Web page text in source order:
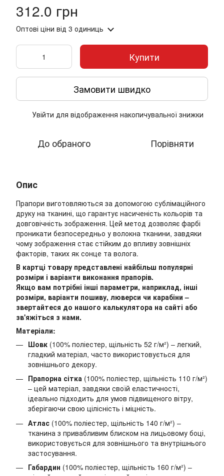
312.0 грн
Оптові ціни від 3 одиниць
Купити
Замовити швидко
Увійти для відображення накопичувальної знижки
До обраного Порівняти
Опис
Прапори виготовляються за допомогою сублімаційного
друку на тканині, що гарантує насиченість кольорів та
довговічність зображення. Цей метод дозволяє фарбі
проникати безпосередньо у волокна тканини, завдяки
чому зображення стає стійким до впливу зовнішніх
факторів, таких як сонце та волога.
В картці товару представлені найбільш популярні
розміри і варіанти виконання прапорів.
Якщо вам потрібні інші параметри, наприклад, інші
розміри, варіанти пошиву, люверси чи карабіни –
звертайтеся до нашого калькулятора на сайті або
зв'яжіться з нами.
Матеріали:
Шовк (100% поліестер, щільність 52 г/м²) – легкий,
гладкий матеріал, часто використовується для
зовнішнього декору.
Прапорна сітка (100% поліестер, щільність 110 г/м²)
– цей матеріал, завдяки своїй еластичності,
ідеально підходить для умов підвищеного вітру,
зберігаючи свою цілісність і міцність.
Атлас (100% поліестер, щільність 140 г/м²) –
тканина з привабливим блиском на лицьовому боці,
використовується для зовнішнього та внутрішнього
застосування.
Габардин (100% поліестер, щільність 160 г/м²) –